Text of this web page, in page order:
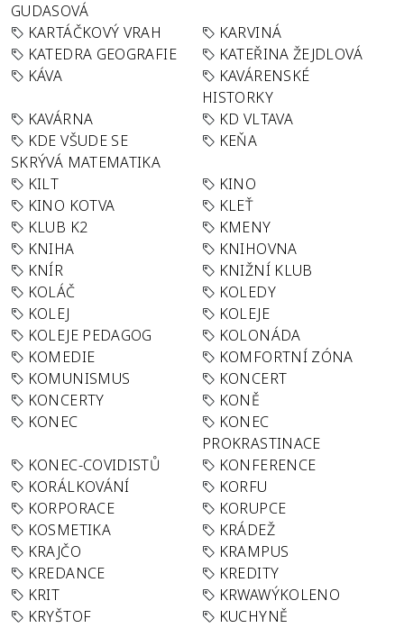
GUDASOVÁ
KARTÁČKOVÝ VRAH
KARVINÁ
KATEDRA GEOGRAFIE
KATEŘINA ŽEJDLOVÁ
KÁVA
KAVÁRENSKÉ
HISTORKY
KAVÁRNA
KD VLTAVA
KDE VŠUDE SE
SKRÝVÁ MATEMATIKA
KEŇA
KILT
KINO
KINO KOTVA
KLEŤ
KLUB K2
KMENY
KNIHA
KNIHOVNA
KNÍR
KNIŽNÍ KLUB
KOLÁČ
KOLEDY
KOLEJ
KOLEJE
KOLEJE PEDAGOG
KOLONÁDA
KOMEDIE
KOMFORTNÍ ZÓNA
KOMUNISMUS
KONCERT
KONCERTY
KONĚ
KONEC
KONEC
PROKRASTINACE
KONEC-COVIDISTŮ
KONFERENCE
KORÁLKOVÁNÍ
KORFU
KORPORACE
KORUPCE
KOSMETIKA
KRÁDEŽ
KRAJČO
KRAMPUS
KREDANCE
KREDITY
KRIT
KRWAWÝKOLENO
KRYŠTOF
KUCHYNĚ